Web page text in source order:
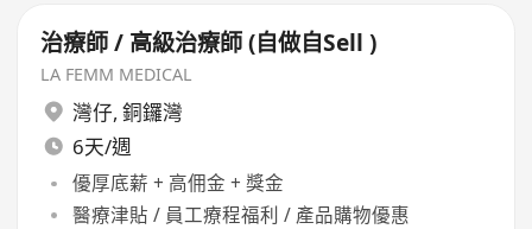
治療師 / 高級治療師 (自做自Sell )
LA FEMM MEDICAL
灣仔, 銅鑼灣
6天/週
優厚底薪 + 高佣金 + 獎金
醫療津貼 / 員工療程福利 / 產品購物優惠